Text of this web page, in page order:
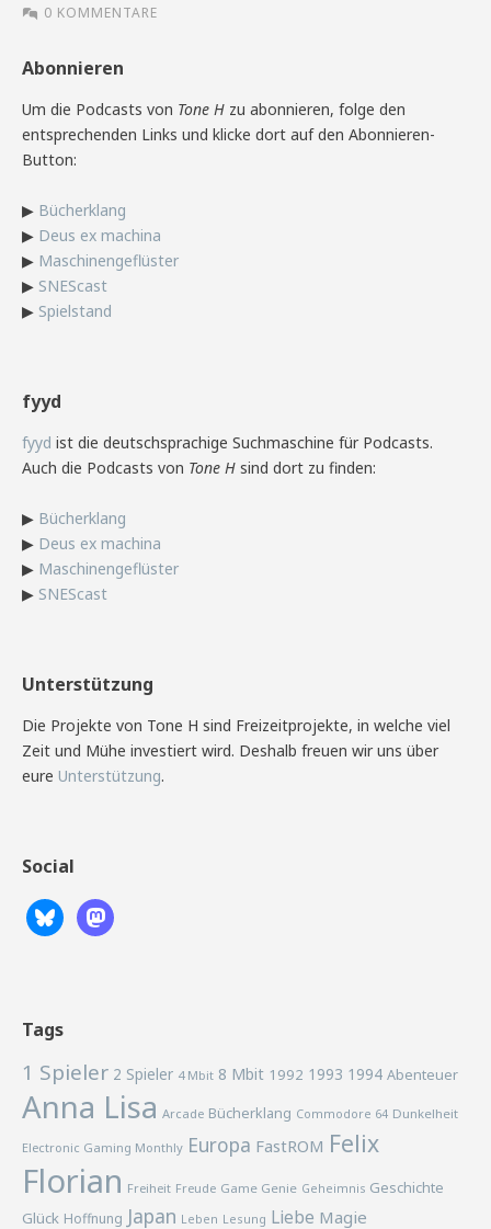
0 KOMMENTARE
Abonnieren
Um die Podcasts von Tone H zu abonnieren, folge den
entsprechenden Links und klicke dort auf den Abonnieren-
Button:
▶ Bücherklang
▶ Deus ex machina
▶ Maschinengeflüster
▶ SNEScast
▶ Spielstand
fyyd
fyyd ist die deutschsprachige Suchmaschine für Podcasts.
Auch die Podcasts von Tone H sind dort zu finden:
▶ Bücherklang
▶ Deus ex machina
▶ Maschinengeflüster
▶ SNEScast
Unterstützung
Die Projekte von Tone H sind Freizeitprojekte, in welche viel
Zeit und Mühe investiert wird. Deshalb freuen wir uns über
eure Unterstützung.
Social
Tags
1 Spieler 2 Spieler 4 Mbit 8 Mbit 1992 1993 1994 Abenteuer
Anna Lisa Arcade Bücherklang Commodore 64 Dunkelheit
Electronic Gaming Monthly Europa FastROM Felix
Florian Freiheit Freude Game Genie Geheimnis Geschichte
Glück Hoffnung Japan Leben Lesung Liebe Magie